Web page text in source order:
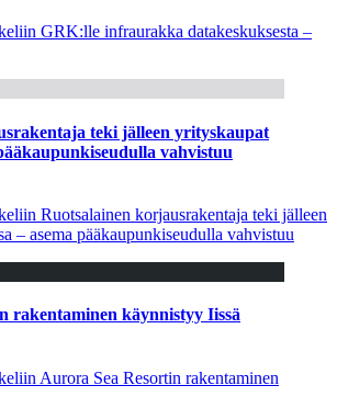
GRK:lle infraurakka datakeskuksesta –
teki jälleen yrityskaupat
vahvistuu
Ruotsalainen korjausrakentaja teki jälleen
– asema pääkaupunkiseudulla vahvistuu
rakentaminen käynnistyy Iissä
Aurora Sea Resortin rakentaminen